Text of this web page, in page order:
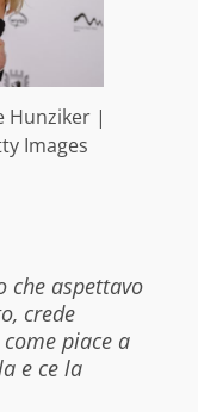
Hunziker |
Images
che aspettavo
crede
piace a
e ce la